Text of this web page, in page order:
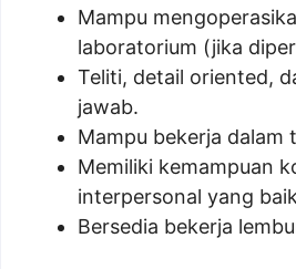
Mampu
laboratorium (jika
Teliti, detail oriented,
jawab.
Mampu bekerja dalam
Memiliki kemampuan
interpersonal yang
Bersedia bekerja